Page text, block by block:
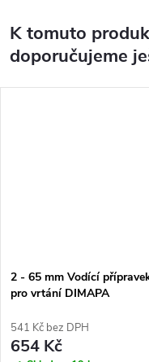
K tomuto
doporučujeme
2 - 65 mm Vodící
pro vrtání DIMAPA
541 Kč bez DPH
654 Kč